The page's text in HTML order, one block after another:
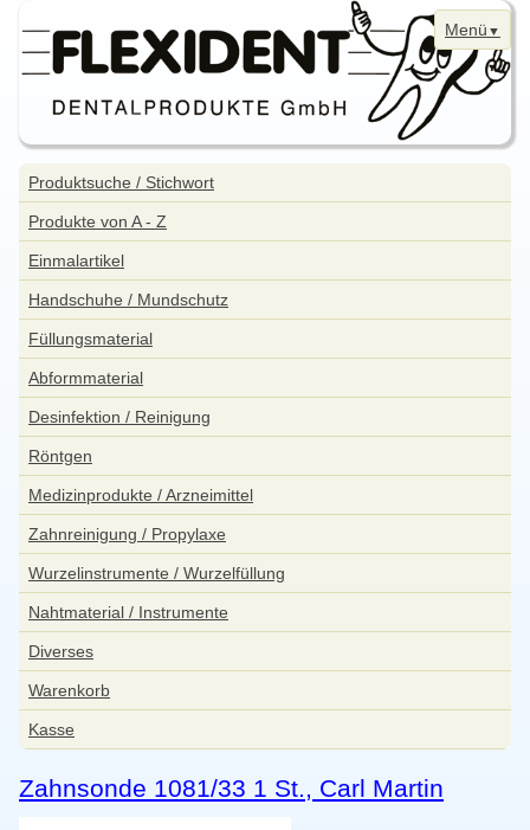
Menü
Navigation
überspringen
News
Bestellung
Kontakt
Aktuelle Angebote
WebShop
Impressum
Datenschutzerklärung
Sitemap
Navigation
überspringen
Produktsuche / Stichwort
Produkte von A - Z
Einmalartikel
Handschuhe / Mundschutz
Füllungsmaterial
Abformmaterial
Desinfektion / Reinigung
Röntgen
Medizinprodukte / Arzneimittel
Zahnreinigung / Propylaxe
Wurzelinstrumente / Wurzelfüllung
Nahtmaterial / Instrumente
Diverses
Warenkorb
Kasse
Zahnsonde 1081/33 1 St., Carl Martin